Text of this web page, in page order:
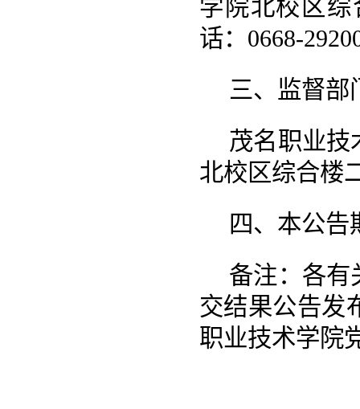
学院北校区
话： 0668-
三、监督部
茂名职业技
北校区综合楼
四、本公告
备注：各有
交结果公告发
职业技术学院